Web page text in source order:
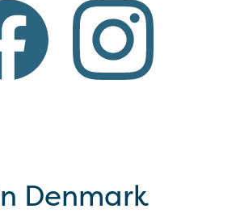
Denmark